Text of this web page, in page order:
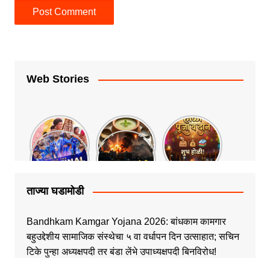
Web Stories
ताज्या घडामोडी
Bandhkam Kamgar Yojana 2026: बांधकाम कामगार
बहुउद्देशीय सामाजिक संस्थेचा ५ वा वर्धापन दिन उत्साहात; सचिन
टिके पुन्हा अध्यक्षपदी तर बंडा लेंभे उपाध्यक्षपदी बिनविरोध!